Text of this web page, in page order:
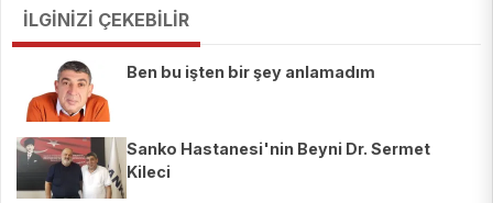
İLGİNİZİ ÇEKEBİLİR
Ben bu işten bir şey anlamadım
Sanko Hastanesi'nin Beyni Dr. Sermet
Kileci